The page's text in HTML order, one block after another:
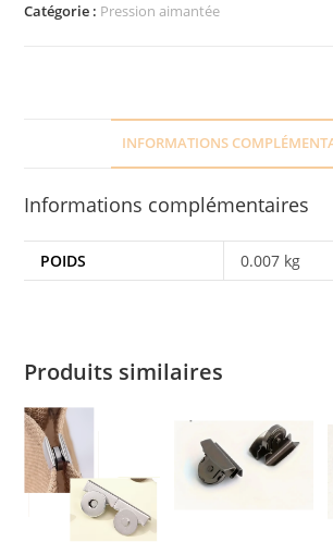
Catégorie : Pression aimantée
INFORMATIONS
Informations complémentaires
POIDS 0.007 kg
Produits similaires